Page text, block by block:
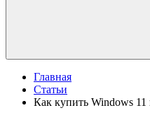
Главная
Статьи
Как купить Windows